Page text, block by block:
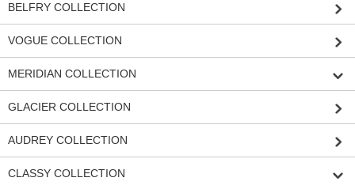
BELFRY COLLECTION
VOGUE COLLECTION
MERIDIAN COLLECTION
GLACIER COLLECTION
AUDREY COLLECTION
CLASSY COLLECTION